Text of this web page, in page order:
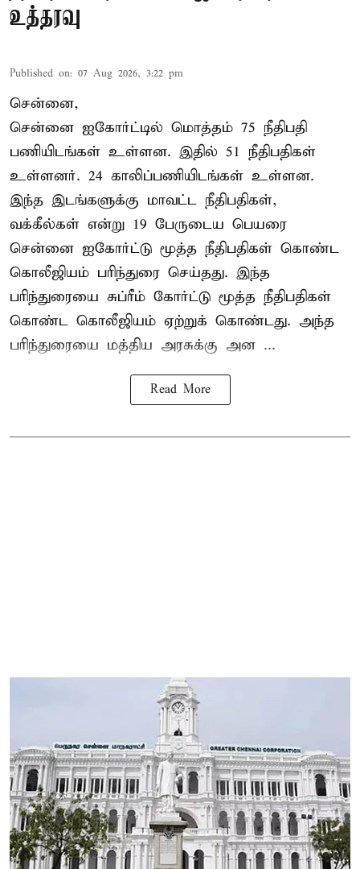
உத்தரவு
Published on: 07 Aug 2026, 3:22 pm
சென்னை,
சென்னை ஐகோர்ட்டில் மொத்தம் 75 நீதிபதி
பணியிடங்கள் உள்ளன. இதில் 51 நீதிபதிகள்
உள்ளனர். 24 காலிப்பணியிடங்கள் உள்ளன.
இந்த இடங்களுக்கு மாவட்ட நீதிபதிகள்,
வக்கீல்கள் என்று 19 பேருடைய பெயரை
சென்னை ஐகோர்ட்டு மூத்த நீதிபதிகள் கொண்ட
கொலீஜியம் பரிந்துரை செய்தது. இந்த
பரிந்துரையை சுப்ரீம் கோர்ட்டு மூத்த நீதிபதிகள்
கொண்ட கொலீஜியம் ஏற்றுக் கொண்டது. அந்த
பரிந்துரையை மத்திய அரசுக்கு அன ...
Read More